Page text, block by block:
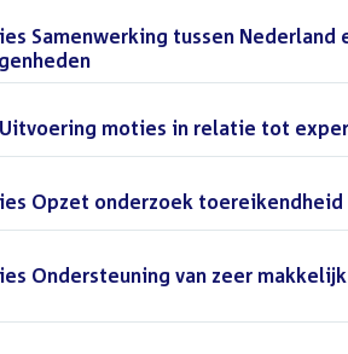
Samenwerking tussen Nederland
moties in relatie tot
Opzet onderzoek
Ondersteuning van zeer